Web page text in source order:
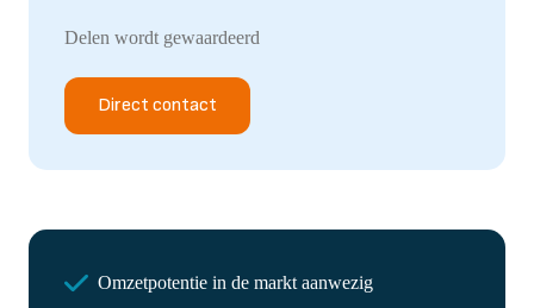
Delen wordt gewaardeerd
Direct contact
Omzetpotentie in de markt aanwezig